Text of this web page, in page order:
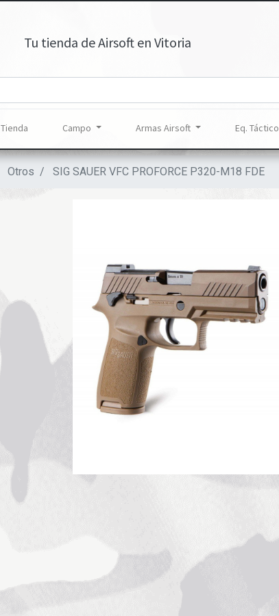
Tu tienda de Airsoft en Vitoria
Tienda Campo Armas Airsoft Eq. Táctico
Otros SIG SAUER VFC PROFORCE P320-M18 FDE